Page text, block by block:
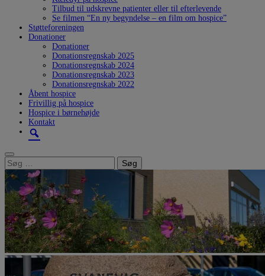
Tilbud til udskrevne patienter eller til efterlevende
Se filmen “En ny begyndelse – en film om hospice”
Støtteforeningen
Donationer
Donationer
Donationsregnskab 2025
Donationsregnskab 2024
Donationsregnskab 2023
Donationsregnskab 2022
Åbent hospice
Frivillig på hospice
Hospice i børnehøjde
Kontakt
Søg
efter: